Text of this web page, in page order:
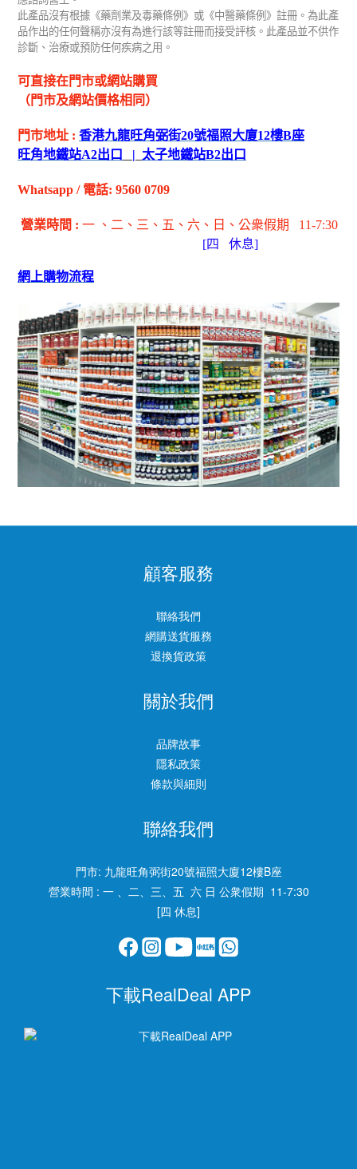
此產品沒有根據《藥劑業及毒藥條例》或《中醫藥條例》註冊。為此產
品作出的任何聲稱亦沒有為進行該等註冊而接受評核。此產品並不供作
診斷、治療或預防任何疾病之用。
可直接在門市或網站購買
（門市及網站價格相同）
門市地址 : 香港九龍旺角弼街20號福照大廈12樓B座
旺角地鐵站A2出 口 | 太子地鐵站B2出 口
Whatsapp / 電話: 9560 0709
營業時間 : 一 、二、三、五 、六 、日 、公衆假期
11-7:30
[四 休息]
網上購物流程
顧客服務
聯絡我們
網購送貨服務
退換貨政策
關於我們
品牌故事
隱私政策
條款與細則
聯絡我們
門市: 九龍旺角弼街20號福照大廈12樓B座
營業時間 : 一 、二、三、五 六 日 公衆假期 11-7:30
[四 休息]
下載RealDeal APP